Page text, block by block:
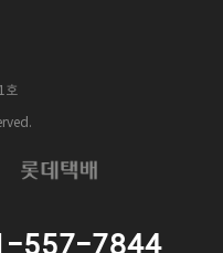
호
557-7844